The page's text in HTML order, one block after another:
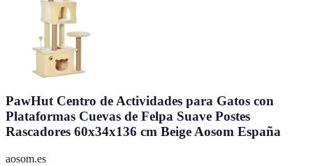
PawHut Centro de Actividades para Gatos con
Plataformas Cuevas de Felpa Suave Postes
Rascadores 60x34x136 cm Beige Aosom España
aosom.es